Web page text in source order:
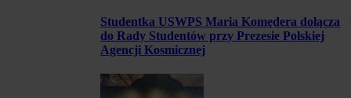
Studentka USWPS Maria Komędera dołącza
do Rady Studentów przy Prezesie Polskiej
Agencji Kosmicznej